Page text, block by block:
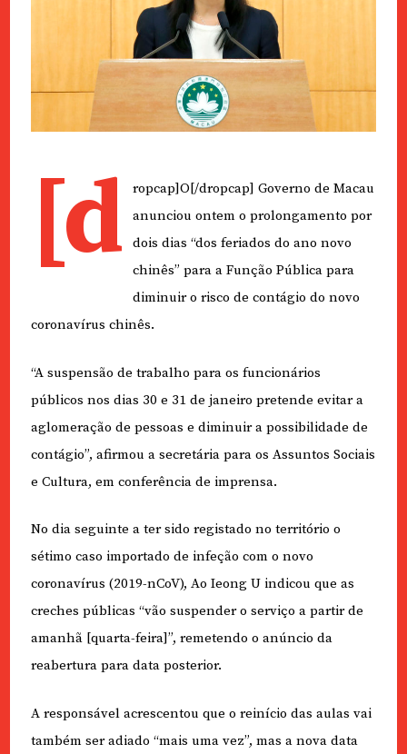
[d
ropcap]O[/dropcap] Governo de Macau
anunciou ontem o prolongamento por
dois dias “dos feriados do ano novo
chinês” para a Função Pública para
diminuir o risco de contágio do novo
coronavírus chinês.
“A suspensão de trabalho para os funcionários
públicos nos dias 30 e 31 de janeiro pretende evitar a
aglomeração de pessoas e diminuir a possibilidade de
contágio”, afirmou a secretária para os Assuntos Sociais
e Cultura, em conferência de imprensa.
No dia seguinte a ter sido registado no território o
sétimo caso importado de infeção com o novo
coronavírus (2019-nCoV), Ao Ieong U indicou que as
creches públicas “vão suspender o serviço a partir de
amanhã [quarta-feira]”, remetendo o anúncio da
reabertura para data posterior.
A responsável acrescentou que o reinício das aulas vai
também ser adiado “mais uma vez”, mas a nova data